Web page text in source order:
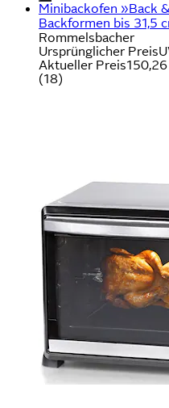
Minibackofen »Back
Backformen bis 31,5
Rommelsbacher
Ursprünglicher Preis
Aktueller Preis
(18)